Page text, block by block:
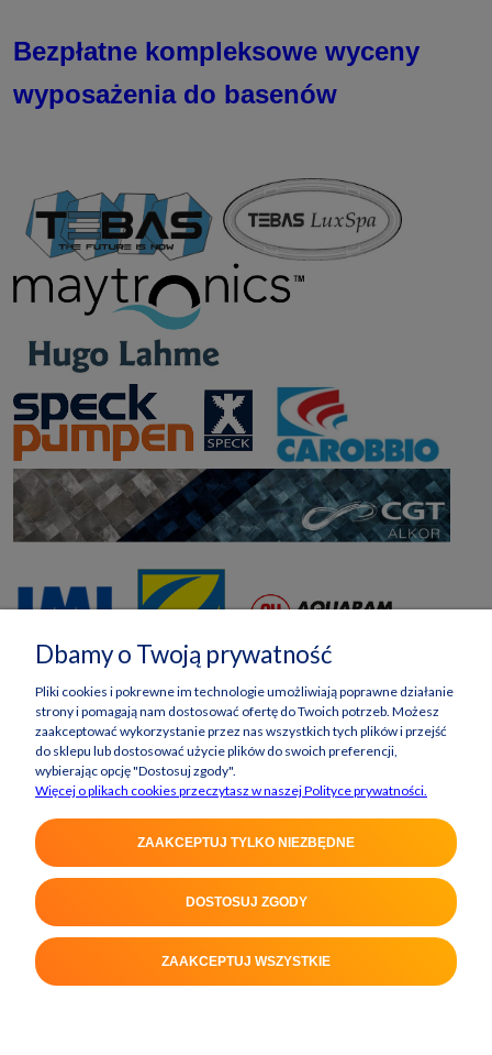
Bezpłatne kompleksowe wyceny
wyposażenia do basenów
POKAŻ PEŁNĄ WERSJĘ STRONY
Sklep internetowy Shoper Premium
Dbamy o Twoją prywatność
Pliki cookies i pokrewne im technologie umożliwiają poprawne działanie
strony i pomagają nam dostosować ofertę do Twoich potrzeb. Możesz
zaakceptować wykorzystanie przez nas wszystkich tych plików i przejść
do sklepu lub dostosować użycie plików do swoich preferencji,
wybierając opcję "Dostosuj zgody".
Więcej o plikach cookies przeczytasz w naszej Polityce prywatności.
ZAAKCEPTUJ TYLKO NIEZBĘDNE
DOSTOSUJ ZGODY
ZAAKCEPTUJ WSZYSTKIE